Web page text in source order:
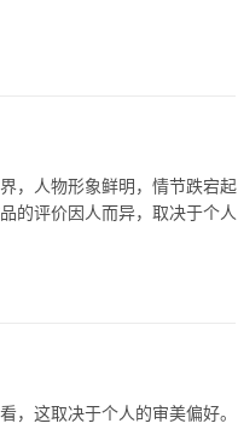
，人物形象鲜明，情节跌宕起
的评价因人而异，取决于个人
，这取决于个人的审美偏好。